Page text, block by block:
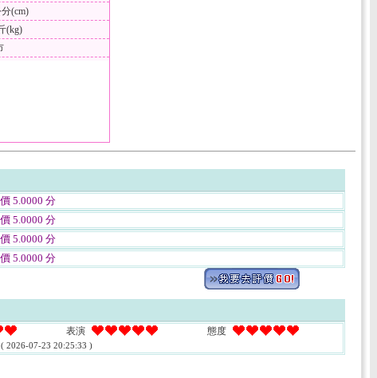
(cm)
(kg)
5.0000 分
5.0000 分
5.0000 分
5.0000 分
表演 態度
( 2026-07-23 20:25:33 )